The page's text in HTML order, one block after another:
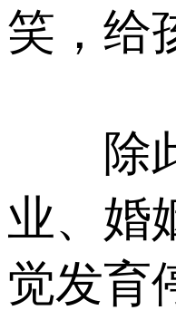
笑，给
除此
业、婚
觉发育